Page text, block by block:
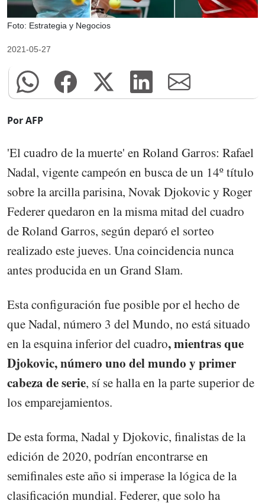
Foto: Estrategia y Negocios
2021-05-27
Por AFP
'El cuadro de la muerte' en Roland Garros: Rafael
Nadal, vigente campeón en busca de un 14º título
sobre la arcilla parisina, Novak Djokovic y Roger
Federer quedaron en la misma mitad del cuadro
de Roland Garros, según deparó el sorteo
realizado este jueves. Una coincidencia nunca
antes producida en un Grand Slam.
Esta configuración fue posible por el hecho de
que Nadal, número 3 del Mundo, no está situado
en la esquina inferior del cuadro, mientras que
Djokovic, número uno del mundo y primer
cabeza de serie, sí se halla en la parte superior de
los emparejamientos.
De esta forma, Nadal y Djokovic, finalistas de la
edición de 2020, podrían encontrarse en
semifinales este año si imperase la lógica de la
clasificación mundial. Federer, que solo ha